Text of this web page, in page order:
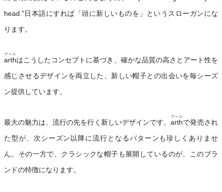
head."日本語にすれば「頭に新しいものを」というスローガンにな
ります。
arth
アース
はこうしたコンセプトに基づき、確かな品質の高さとアート性を
感じさせるデザインを両立した、新しい帽子との出会いを毎シーズ
ン提供しています。
最大の魅力は、流行の先を行く新しいデザインです。 arth
アース
で発売され
た型が、次シーズン以降に流行となるパターンも珍しくありませ
ん。その一方で、クラシックな帽子も展開しているのが、このブラ
ンドの特徴になります。